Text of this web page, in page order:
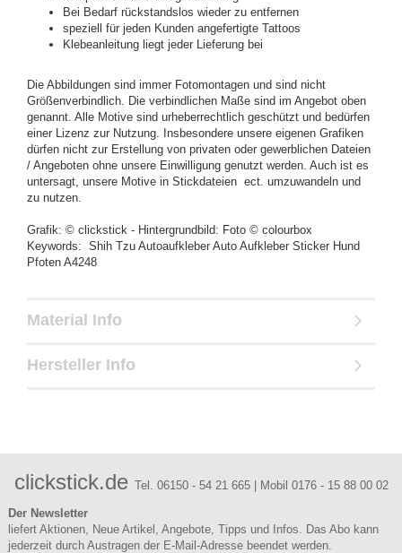
Bei Bedarf rückstandslos wieder zu entfernen
speziell für jeden Kunden angefertigte Tattoos
Klebeanleitung liegt jeder Lieferung bei
Die Abbildungen sind immer Fotomontagen und sind nicht
Größenverbindlich. Die verbindlichen Maße sind im Angebot oben
genannt. Alle Motive sind urheberrechtlich geschützt und bedürfen
einer Lizenz zur Nutzung. Insbesondere unsere eigenen Grafiken
dürfen nicht zur Erstellung von privaten oder gewerblichen Dateien
/ Angeboten ohne unsere Einwilligung genutzt werden. Auch ist es
untersagt, unsere Motive in Stickdateien ect. umzuwandeln und
zu nutzen.
Grafik: © clickstick - Hintergrundbild: Foto © colourbox
Keywords: Shih Tzu Autoaufkleber Auto Aufkleber Sticker Hund
Pfoten A4248
Material Info
Hersteller Info
clickstick.de Tel. 06150 - 54 21 665 | Mobil 0176 - 15 88 00 02
Der Newsletter
liefert Aktionen, Neue Artikel, Angebote, Tipps und Infos. Das Abo kann
jederzeit durch Austragen der E-Mail-Adresse beendet werden.